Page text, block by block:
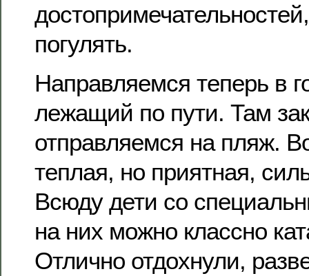
погулять.
Направляемся теперь в
лежащий по пути. Там
отправляемся на пляж.
теплая, но приятная,
Всюду дети со
на них можно классно
Отлично отдохнули,